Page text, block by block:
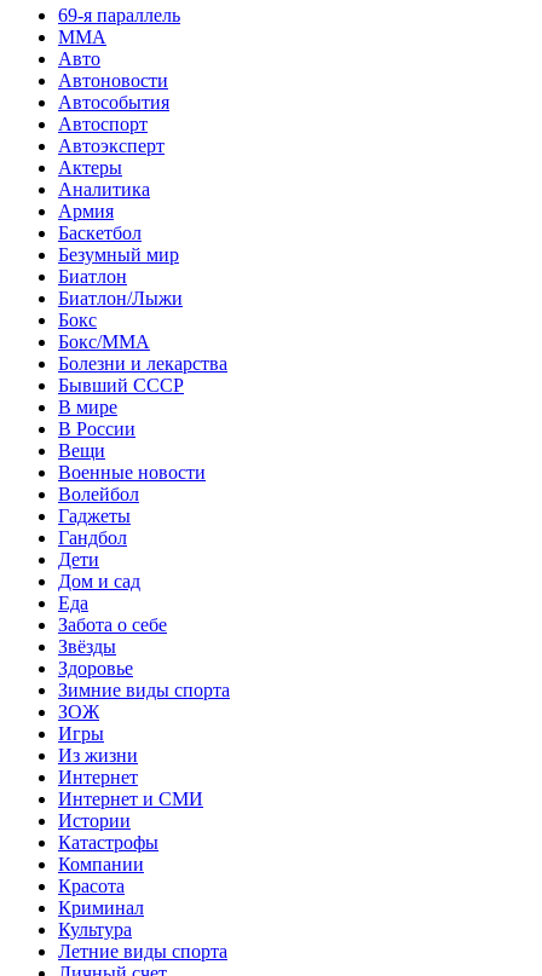
69-я параллель
MMA
Авто
Автоновости
Автособытия
Автоспорт
Автоэксперт
Актеры
Аналитика
Армия
Баскетбол
Безумный мир
Биатлон
Биатлон/Лыжи
Бокс
Бокс/MMA
Болезни и лекарства
Бывший СССР
В мире
В России
Вещи
Военные новости
Волейбол
Гаджеты
Гандбол
Дети
Дом и сад
Еда
Забота о себе
Звёзды
Здоровье
Зимние виды спорта
ЗОЖ
Игры
Из жизни
Интернет
Интернет и СМИ
Истории
Катастрофы
Компании
Красота
Криминал
Культура
Летние виды спорта